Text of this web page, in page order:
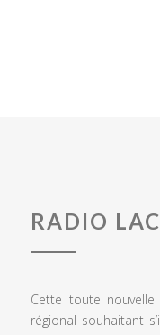
RADIO LAC
Cette toute
régional souhaitant